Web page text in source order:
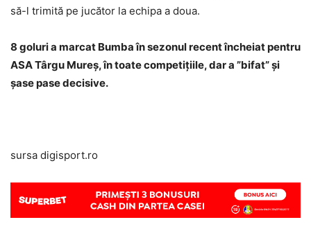
să-l trimită pe jucător la echipa a doua.
8 goluri a marcat Bumba în sezonul recent încheiat pentru
ASA Târgu Mureș, în toate competițiile, dar a ”bifat” și
șase pase decisive.
sursa digisport.ro